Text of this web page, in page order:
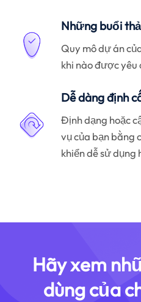
Những buổi
Quy mô dự án
khi nào được yêu
Dễ dàng định
Định dạng hoặc
vụ của bạn bằng
khiển dễ sử dụng
Hãy xem
dùng của